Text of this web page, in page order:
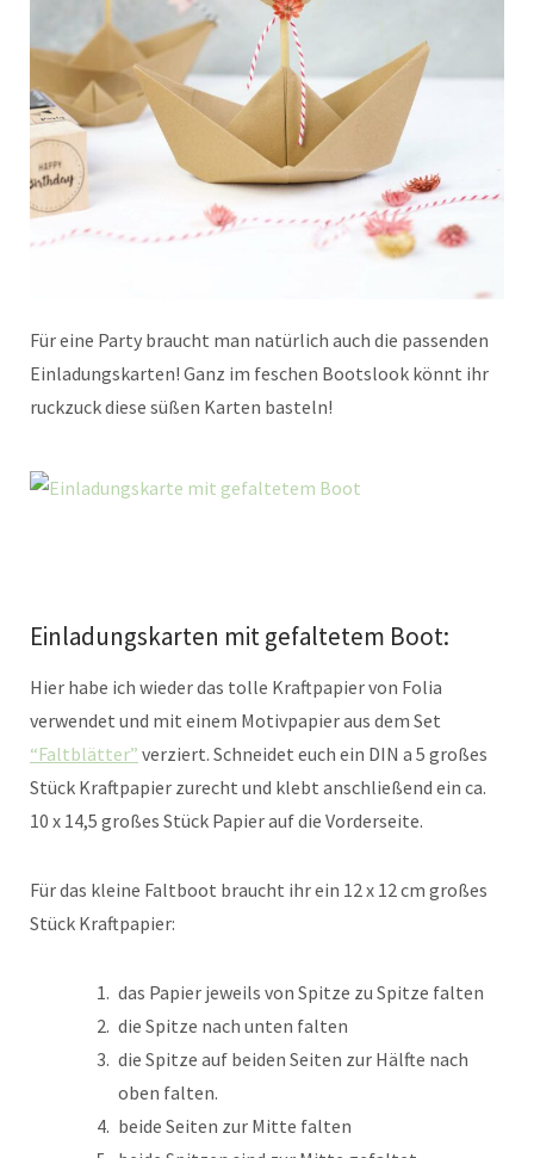
Für eine Party braucht man natürlich auch die passenden
Einladungskarten! Ganz im feschen Bootslook könnt ihr
ruckzuck diese süßen Karten basteln!
Einladungskarten mit gefaltetem Boot:
Hier habe ich wieder das tolle Kraftpapier von Folia
verwendet und mit einem Motivpapier aus dem Set
“Faltblätter” verziert. Schneidet euch ein DIN a 5 großes
Stück Kraftpapier zurecht und klebt anschließend ein ca.
10 x 14,5 großes Stück Papier auf die Vorderseite.
Für das kleine Faltboot braucht ihr ein 12 x 12 cm großes
Stück Kraftpapier:
das Papier jeweils von Spitze zu Spitze falten
die Spitze nach unten falten
die Spitze auf beiden Seiten zur Hälfte nach
oben falten.
beide Seiten zur Mitte falten